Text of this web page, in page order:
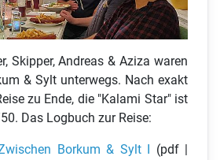
Skipper, Andreas & Aziza waren
& Sylt unterwegs. Nach exakt
zu Ende, die "Kalami Star" ist
Das Logbuch zur Reise:
Borkum & Sylt I (pdf |